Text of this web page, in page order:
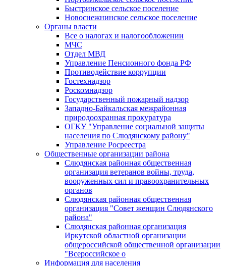
Быстринское сельское поселение
Новоснежнинское сельское поселение
Органы власти
Все о налогах и налогообложении
МЧС
Отдел МВД
Управление Пенсионного фонда РФ
Противодействие коррупции
Гостехнадзор
Роскомнадзор
Государственный пожарный надзор
Западно-Байкальская межрайонная
природоохранная прокуратура
ОГКУ "Управление социальной защиты
населения по Слюдянскому району"
Управление Росреестра
Общественные организации района
Слюдянская районная общественная
организация ветеранов войны, труда,
вооруженных сил и правоохранительных
органов
Слюдянская районная общественная
организация "Совет женщин Слюдянского
района"
Слюдянская районная организация
Иркутской областной организации
общероссийской общественной организации
"Всероссийское о
Информация для населения